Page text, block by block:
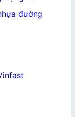
đường